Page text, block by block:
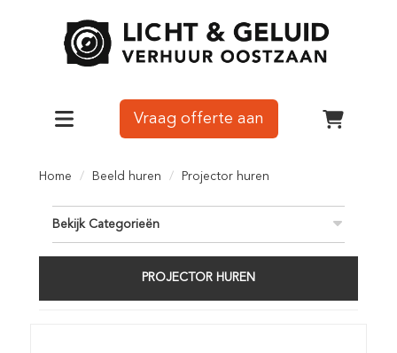
Toggle navigation
Vraag offerte aan
Home Beeld huren Projector huren
Bekijk Categorieën
PROJECTOR HUREN